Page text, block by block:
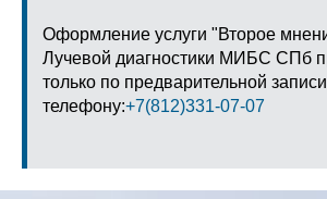
Оформление услуги "Второе
Лучевой диагностики МИБС СПб
только по предварительной
телефону:+7(812)331-07-07